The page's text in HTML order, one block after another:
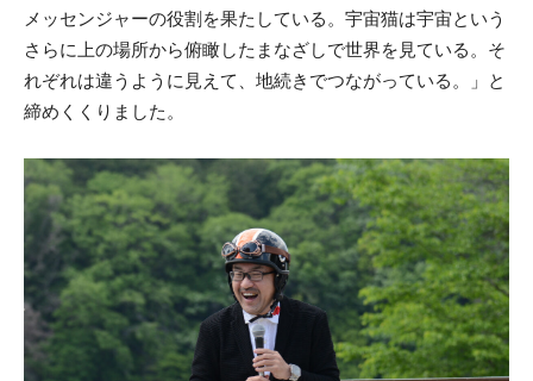
メッセンジャーの役割を果たしている。宇宙猫は宇宙という
さらに上の場所から俯瞰したまなざしで世界を見ている。そ
れぞれは違うように見えて、地続きでつながっている。」と
締めくくりました。